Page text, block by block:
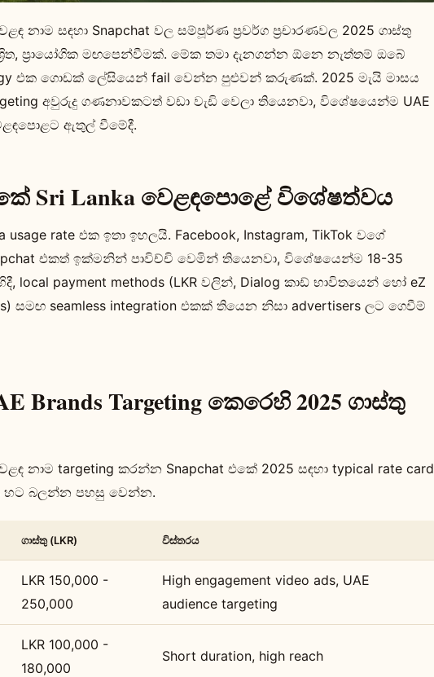
නාම සඳහා Snapchat වල සම්පූර්ණ ප්‍රවර්ග ප්‍රචාරණවල 2025 ගාස්තු
ප්‍රායෝගික මඟපෙන්වීමක්. මේක තමා දැනගන්න ඕනෙ නැත්තම් ඔබේ
එක ගොඩක් ලේසියෙන් fail වෙන්න පුළුවන් කරුණක්. 2025 මැයි මාසය
අවුරුදු ගණනාවකටත් වඩා වැඩි වෙලා තියෙනවා, විශේෂයෙන්ම UAE
ඇතුල් වීමේදී.
Sri Lanka වෙළඳපොළේ විශේෂත්වය
usage rate එක ඉතා ඉහලයි. Facebook, Instagram, TikTok වගේ
එකත් ඉක්මනින් පාවිච්චි වෙමින් තියෙනවා, විශේෂයෙන්ම 18-35
local payment methods (LKR වලින්, Dialog කාඩ් භාවිතයෙන් හෝ eZ
සමඟ seamless integration එකක් තියෙන නිසා advertisers ලට ගෙවීම්
Brands Targeting කෙරෙහි 2025 ගාස්තු
නාම targeting කරන්න Snapchat එකේ 2025 සඳහා typical rate card
හට බලන්න පහසු වෙන්න.
ගාස්තු (LKR) විස්තරය
LKR 150,000 -
250,000
High engagement video ads, UAE
audience targeting
LKR 100,000 -
180,000
Short duration, high reach